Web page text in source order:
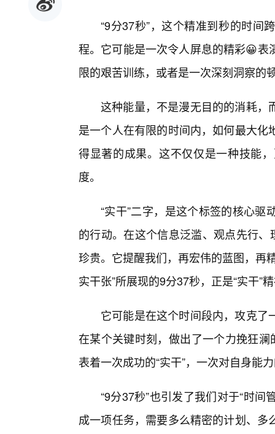
“9分37秒”，这个精准到秒的时间
程。它可能是一次令人屏息的精彩😀
限的艰苦训练，或者是一次深刻洞察的
这种能量，不是漫无目的的消耗，
是一个人在有限的时间内，如何最大
得显著的成果。这不仅仅是一种技能
度。
“实干”二字，是这个标签的核心
的行动。在这个信息泛滥、观点先行
珍贵。它提醒我们，再宏伟的蓝图，再
实干张”所展现的9分37秒，正是“实干”
它可能是在这个时间段内，攻克
在某个关键时刻，做出了一个力挽狂
表着一次成功的“实干”，一次对自身能
“9分37秒”也引发了我们对于“时间
成一项任务，需要多么精密的计划、